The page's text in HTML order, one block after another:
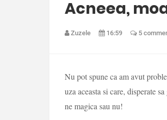
Acneea,
Zuzele 16:59 5
Nu pot spune ca am avut
uza aceasta si care, disperate
ne magica sau nu!